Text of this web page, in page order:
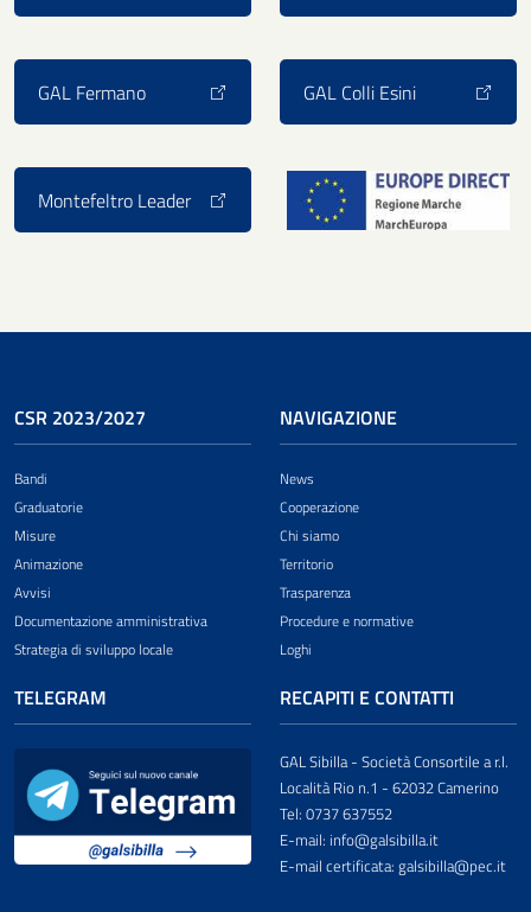
GAL Fermano GAL Colli Esini
Montefeltro Leader
CSR 2023/2027
Bandi
Graduatorie
Misure
Animazione
Avvisi
Documentazione amministrativa
Strategia di sviluppo locale
NAVIGAZIONE
News
Cooperazione
Chi siamo
Territorio
Trasparenza
Procedure e normative
Loghi
TELEGRAM RECAPITI E CONTATTI
GAL Sibilla - Società Consortile a r.l.
Località Rio n.1 - 62032 Camerino
Tel: 0737 637552
E-mail: info@galsibilla.it
E-mail certificata: galsibilla@pec.it